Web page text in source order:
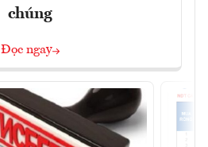
chúng
Đọc ngay